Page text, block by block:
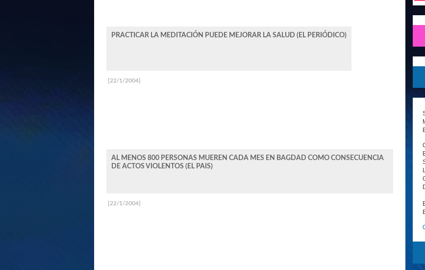
PRACTICAR LA MEDITACIÓN PUEDE MEJORAR LA SALUD (EL PERIÓDICO)
AL MENOS 800 PERSONAS MUEREN CADA MES EN BAGDAD COMO CONSECUENCIA
DE ACTOS VIOLENTOS (EL PAIS)
[22/1/2004]
[22/1/2004]